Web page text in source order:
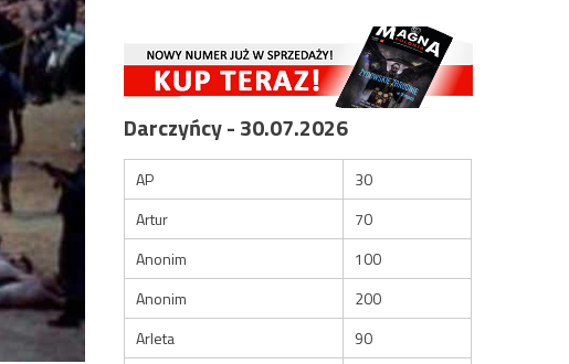
Darczyńcy - 30.07.2026
AP
30
Artur
70
Anonim
100
Anonim
200
Arleta
90